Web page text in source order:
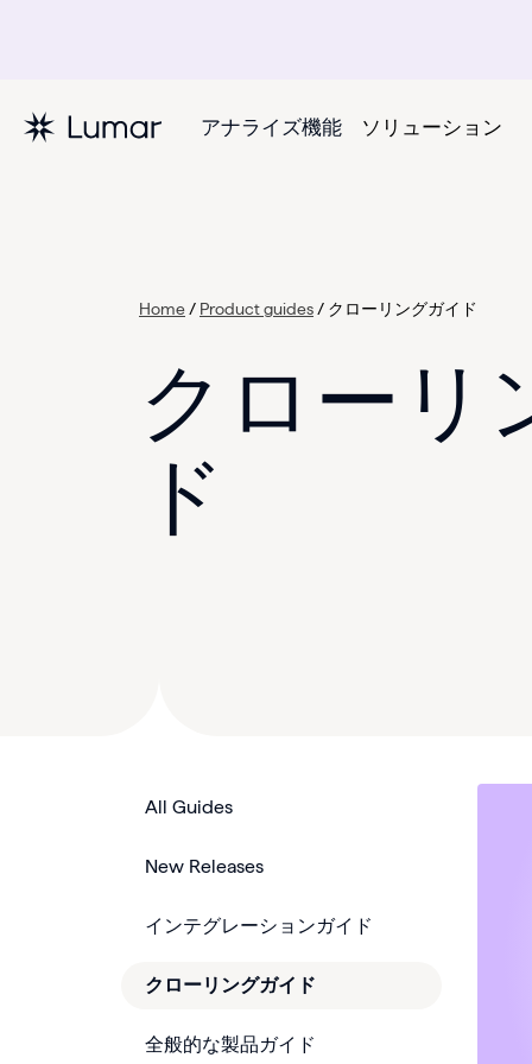
アナライズ機能 ソリューション
Home / Product guides / クローリングガイド
クローリ
ド
All Guides
New Releases
インテグレーションガイド
クローリングガイド
全般的な製品ガイド